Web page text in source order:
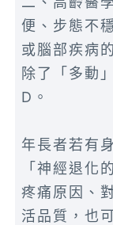
便、步態不
或腦部疾病
除了「多動
D。
年長者若有
「神經退化
疼痛原因、
活品質，也